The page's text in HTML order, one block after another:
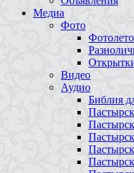
Медиа
Фото
Видео
Аудио
Библия